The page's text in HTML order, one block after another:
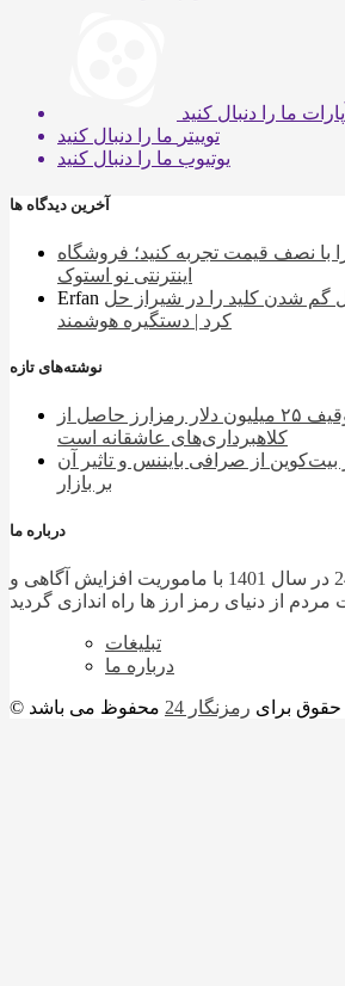
آپارات ما را دنبال کنید
توییتر ما را دنبال کنید
یوتیوب ما را دنبال کنید
آخرین دیدگاه ها
با نصف قیمت تجربه کنید؛ فروشگاه
اینترنتی نو استوک
Erfan شدن کلید را در شیراز حل
کرد | دستگیره هوشمند
نوشته‌های تازه
آمریکا در پی توقیف ۲۵ میلیون دلار رمزارز حاصل از
کلاهبرداری‌های عاشقانه است
دلار بیت‌کوین از صرافی بایننس و تاثیر آن
بر بازار
درباره ما
سایت رمزنگار 24 در سال 1401 با ماموریت افزایش آگاهی و
تبلیغات
درباره ما
حقوق برای رمزنگار 24